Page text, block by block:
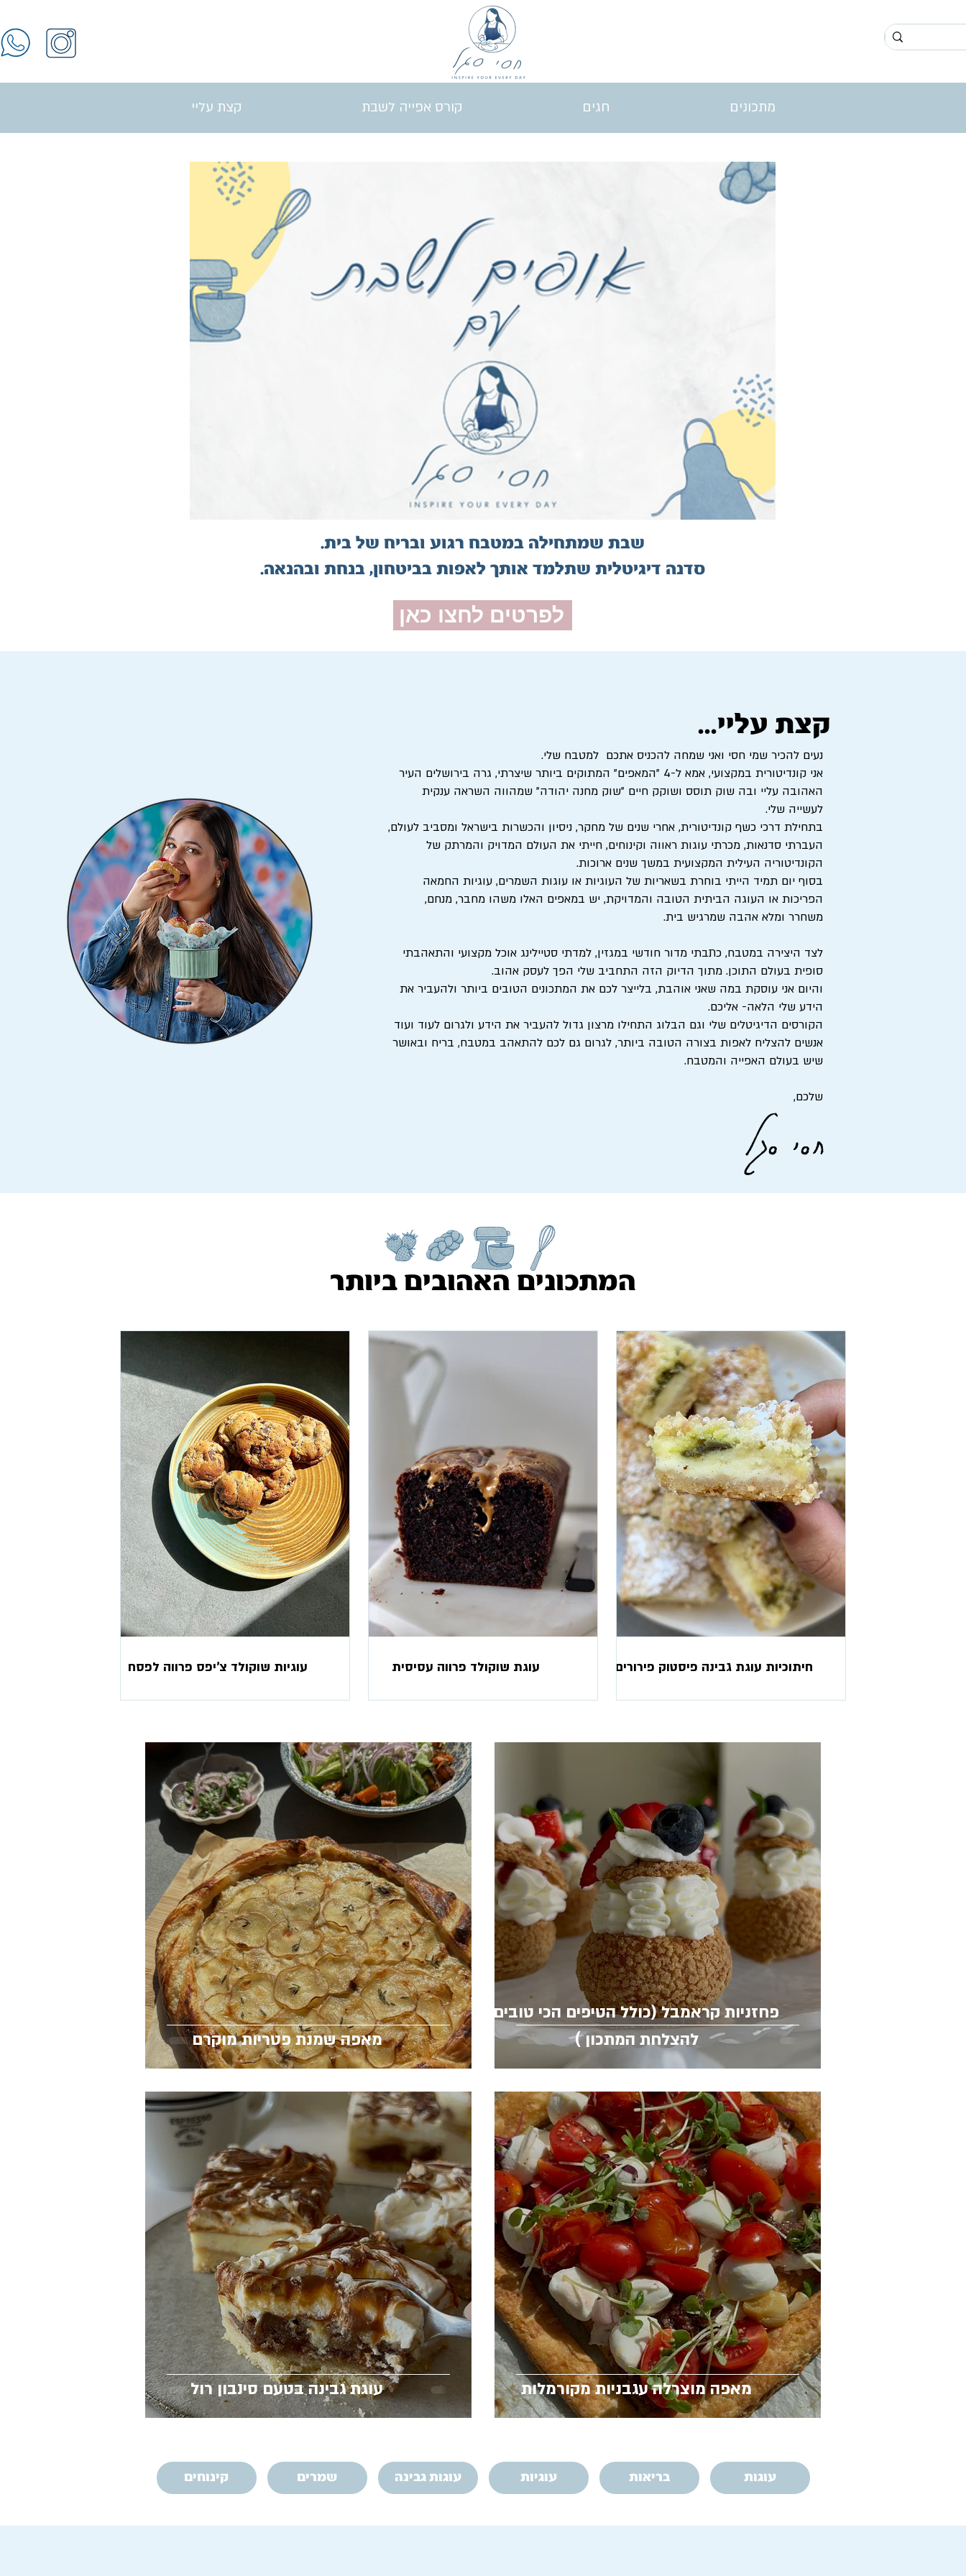
מתכונים חגים קורס אפייה לשבת קצת עליי
שבת שמתחילה במטבח רגוע ובריח של בית.
סדנה דיגיטלית שתלמד אותך לאפות בביטחון, בנחת ובהנאה.
לפרטים לחצו כאן
קצת עליי...
נעים להכיר שמי חסי ואני שמחה להכניס אתכם למטבח שלי.
אני קונדיטורית במקצועי, אמא ל-4 "המאפים" המתוקים ביותר שיצרתי, גרה בירושלים העיר
האהובה עליי ובה שוק תוסס ושוקק חיים "שוק מחנה יהודה" שמהווה השראה ענקית
לעשייה שלי.
בתחילת דרכי כשף קונדיטורית, אחרי שנים של מחקר, ניסיון והכשרות בישראל ומסביב לעולם,
העברתי סדנאות, מכרתי עוגות ראווה וקינוחים, חייתי את העולם המדויק והמרתק של
הקונדיטוריה העילית המקצועית במשך שנים ארוכות.
בסוף יום תמיד הייתי בוחרת בשאריות של העוגיות או עוגות השמרים, עוגיות החמאה
הפריכות או העוגה הביתית הטובה והמדויקת, יש במאפים האלו משהו מחבר, מנחם,
משחרר ומלא אהבה שמרגיש בית.
לצד היצירה במטבח, כתבתי מדור חודשי במגזין, למדתי סטיילינג אוכל מקצועי והתאהבתי
סופית בעולם התוכן. מתוך הדיוק הזה התחביב שלי הפך לעסק אהוב.
והיום אני עוסקת במה שאני אוהבת, בלייצר לכם את המתכונים הטובים ביותר ולהעביר את
הידע שלי הלאה- אליכם.
הקורסים הדיגיטלים שלי וגם הבלוג התחילו מרצון גדול להעביר את הידע ולגרום לעוד ועוד
אנשים להצליח לאפות בצורה הטובה ביותר, לגרום גם לכם להתאהב במטבח, בריח ובאושר
שיש בעולם האפייה והמטבח.
שלכם,
חסי סגל
המתכונים האהובים ביותר
חיתוכיות עוגת גבינה פיסטוק פירורים
עוגת שוקולד פרווה עסיסית עוגיות שוקולד צ’יפס פרווה לפסח
פחזניות קראמבל (כולל הטיפים הכי טובים
להצלחת המתכון )
מאפה שמנת פטריות מוקרם
מאפה מוצרלה עגבניות מקורמלות עוגת גבינה בטעם סינבון רול
עוגות בריאות עוגיות עוגות גבינה שמרים קינוחים